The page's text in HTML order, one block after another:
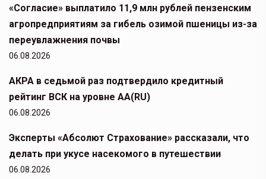
«Согласие» выплатило 11,9 млн рублей пензенским
агропредприятиям за гибель озимой пшеницы из-за
переувлажнения почвы
06.08.2026
АКРА в седьмой раз подтвердило кредитный
рейтинг ВСК на уровне АА(RU)
06.08.2026
Эксперты «Абсолют Страхование» рассказали, что
делать при укусе насекомого в путешествии
06.08.2026